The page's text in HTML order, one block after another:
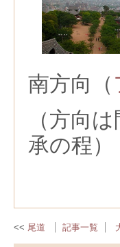
南方向（
（方向
承の程）
尾道 記事一覧